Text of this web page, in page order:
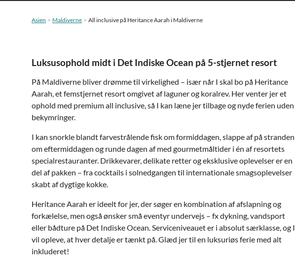
Asien Maldiverne All inclusive på Heritance Aarah i Maldiverne
Luksusophold midt i Det Indiske Ocean på 5-stjernet resort
På Maldiverne bliver drømme til virkelighed – især når I skal bo på Heritance
Aarah, et femstjernet resort omgivet af laguner og koralrev. Her venter jer et
ophold med premium all inclusive, så I kan læne jer tilbage og nyde ferien uden
bekymringer.
I kan snorkle blandt farvestrålende fisk om formiddagen, slappe af på stranden
om eftermiddagen og runde dagen af med gourmetmåltider i én af resortets
specialrestauranter. Drikkevarer, delikate retter og eksklusive oplevelser er en
del af pakken – fra cocktails i solnedgangen til internationale smagsoplevelser
skabt af dygtige kokke.
Heritance Aarah er ideelt for jer, der søger en kombination af afslapning og
forkælelse, men også ønsker små eventyr undervejs – fx dykning, vandsport
eller bådture på Det Indiske Ocean. Serviceniveauet er i absolut særklasse, og I
vil opleve, at hver detalje er tænkt på. Glæd jer til en luksuriøs ferie med alt
inkluderet!